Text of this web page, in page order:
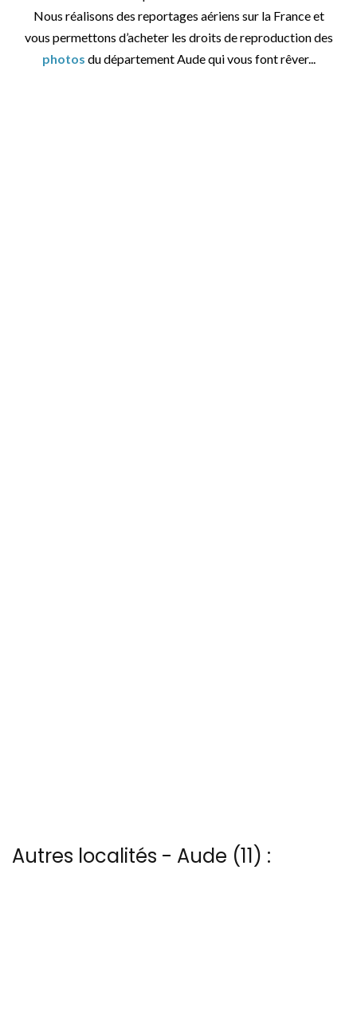
Nous réalisons des reportages aériens sur la France et
vous permettons d’acheter les droits de reproduction des
photos du département Aude qui vous font rêver...
Autres localités - Aude (11) :